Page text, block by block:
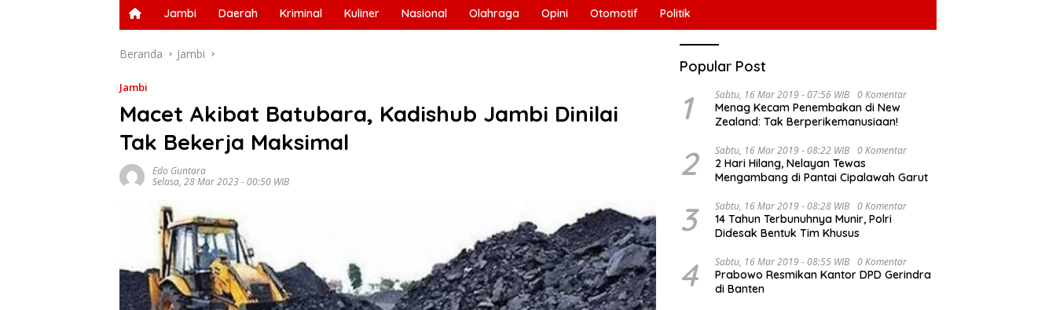
Jambi Daerah Kriminal Kuliner Nasional Olahraga Opini Otomotif Politik
Beranda Jambi
Jambi
Macet Akibat Batubara, Kadishub Jambi Dinilai
Tak Bekerja Maksimal
Edo Guntara
Selasa, 28 Mar 2023 - 00:50 WIB
Popular Post
1 Sabtu, 16 Mar 2019 - 07:56 WIB 0 Komentar
Menag Kecam Penembakan di New
Zealand: Tak Berperikemanusiaan!
2 Sabtu, 16 Mar 2019 - 08:22 WIB 0 Komentar
2 Hari Hilang, Nelayan Tewas
Mengambang di Pantai Cipalawah Garut
3 Sabtu, 16 Mar 2019 - 08:28 WIB 0 Komentar
14 Tahun Terbunuhnya Munir, Polri
Didesak Bentuk Tim Khusus
4 Sabtu, 16 Mar 2019 - 08:55 WIB 0 Komentar
Prabowo Resmikan Kantor DPD Gerindra
di Banten